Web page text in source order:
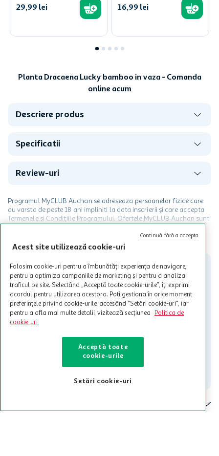
29,99 lei 16,99 lei
Planta Dracaena Lucky bamboo in vaza - Comanda
online acum
Descriere produs
Specificatii
Review-uri
Programul MyCLUB Auchan se adreseaza persoanelor fizice care
au varsta de peste 18 ani impliniti la data inscrierii și care accepta
Termenele și Condițiile Programului. Ofertele MyCLUB Auchan sunt
limita a 12 unitati / card client o singura data in perioada promotiei.
Cardul poate fi utilizat doar in legatura cu magazinele Auchan
nu poate fi utilizat in legatura cu alti comercianți sau pentru alte
activitati in afara celor mentionate in Termene si Conditii. Auchan
nu raspunde pentru imposibilitatea utilizarii Cardului in perioada in
care aceste este suspendat sau in perioada in care sunt efectuate
intretineri sau reparatii tehnice la sistemul de utilizarea al Cardului.
CITESTE MAI MULT
Contacteaza-ne!
021-9141 contact@auchan.ro
Contact
Acest site utilizează cookie-uri
Folosim cookie-uri pentru a îmbunătăți experiența de navigare,
pentru a optimiza campaniile de marketing și pentru a analiza
traficul pe site. Selectând „Acceptă toate cookie-urile”, îți exprimi
acordul pentru utilizarea acestora. Poți gestiona în orice moment
preferințele privind cookie-urile, accesând "Setări cookie-uri", iar
pentru a afla mai multe detalii, vizitează secțiunea
Politica de
cookie-uri
Acceptă toate
cookie-urile
Setări cookie-uri
Continuă fără a accepta